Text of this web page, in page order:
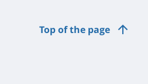
Top of the page